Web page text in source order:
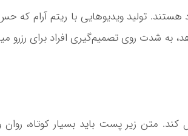
تولید ویدیوهایی با ریتم آرام که
به شدت روی تصمیم‌گیری افراد برای رزرو
متن زیر پست باید بسیار کوتاه، روان